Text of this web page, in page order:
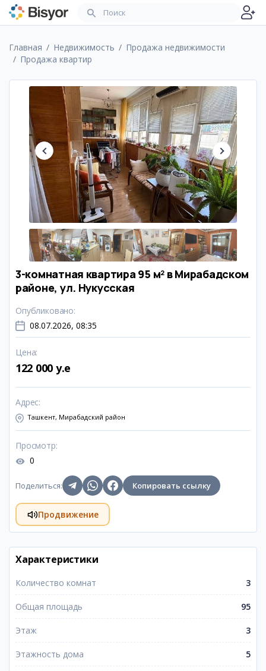
Главная Недвижимость
Продажа недвижимости
Продажа квартир
3-комнатная квартира 95 м² в Мирабадском
районе, ул. Нукусская
Опубликовано:
08.07.2026, 08:35
Цена:
122 000 y.e
Адрес:
Ташкент, Мирабадский район
Просмотр:
0
Поделиться: Копировать ссылку
Продвижение
Характеристики
Количество комнат 3
Общая площадь 95
Этаж 3
Этажность дома 5